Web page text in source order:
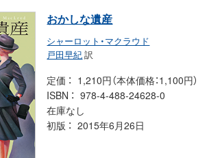
おかしな遺産
シャーロット・マクラウド
戸田早紀訳
定価
1,210円（本体価格：1,100円）
ISBN
978-4-488-24628-0
在庫なし
初版
2015年6月26日